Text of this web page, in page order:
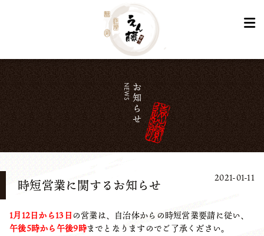
お知らせ
NEWS
時短営業に関するお知らせ
1月12日から13日の営業は、自治体からの時短営業要請に従い、
午後5時から午後9時までとなりますのでご了承ください。
2021-01-11